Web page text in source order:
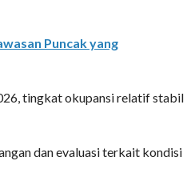
Puncak yang
tingkat okupansi relatif stabil
dan evaluasi terkait kondisi